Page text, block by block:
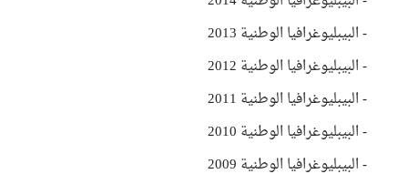
- البيبليوغرافيا الوطنية 2013
- البيبليوغرافيا الوطنية 2012
- البيبليوغرافيا الوطنية 2011
- البيبليوغرافيا الوطنية 2010
- البيبليوغرافيا الوطنية 2009